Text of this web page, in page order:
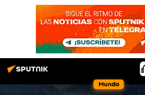
Mundo